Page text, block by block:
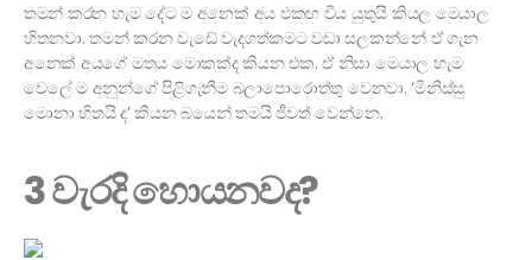
තමන් කරන හැම දේට ම අනෙක් අය එකඟ විය යුතුයි කියල මෙයාල
හිතනවා. තමන් කරන වැඩේ වැදගත්කමට වඩා සලකන්නේ ඒ ගැන
අනෙක් අයගේ මතය මොකක්ද කියන එක. ඒ නිසා මෙයාල හැම
වෙලේ ම අනුන්ගේ පිළිගැනීම බලාපොරොත්තු වෙනවා. ‘මිනිස්සු
මොනා හිතයි ද’ කියන බයෙන් තමයි ජීවත් වෙන්නෙ.
3 වැරදි හොයනවද?